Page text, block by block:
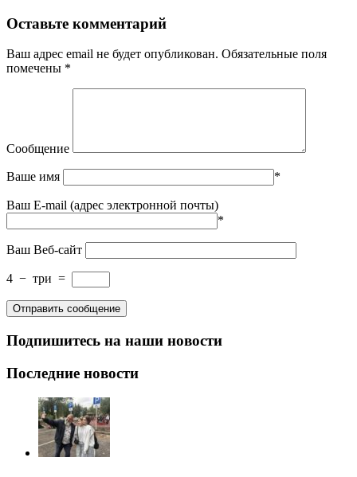
Оставьте комментарий
Ваш адрес email не будет опубликован. Обязательные поля
помечены *
Сообщение
Ваше имя *
Ваш E-mail (адрес электронной почты)
*
Ваш Веб-сайт
4 − три =
Подпишитесь на наши новости
Последние новости